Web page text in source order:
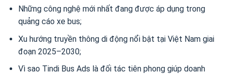
Những công nghệ mới nhất đang được áp dụng trong
quảng cáo xe bus;
Xu hướng truyền thông di động nổi bật tại Việt Nam giai
đoạn 2025–2030;
Vì sao Tindi Bus Ads là đối tác tiên phong giúp doanh